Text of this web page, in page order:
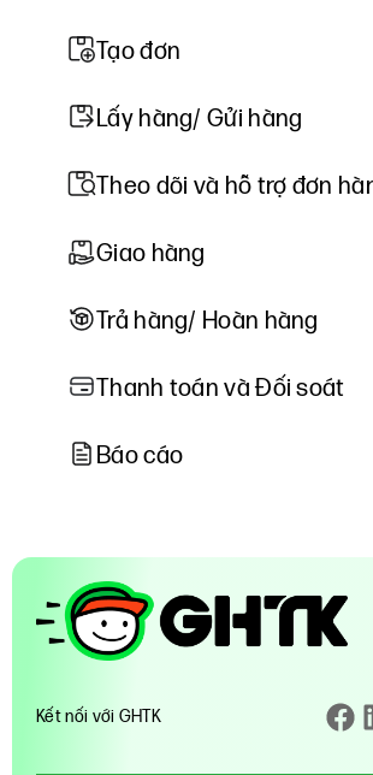
Tạo đơn
Lấy hàng/ Gửi hàng
Theo dõi và hỗ trợ đơn
Giao hàng
Trả hàng/ Hoàn hàng
Thanh toán và Đối soát
Báo cáo
Kết nối với GHTK